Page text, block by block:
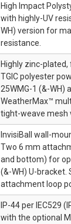
High Impact
with highly-UV
WH) version for
resistance.
Highly zinc-plated,
TGIC polyester
25WMG-1 (&-WH)
WeatherMax™
tight-weave mesh
InvisiBall wall-
Two 6 mm
and bottom) for
(&-WH) U-
attachment loop
IP-44 per IEC529
with the optional